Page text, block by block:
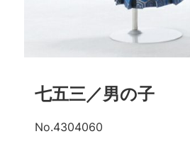
七五三／男の子
No.4304060